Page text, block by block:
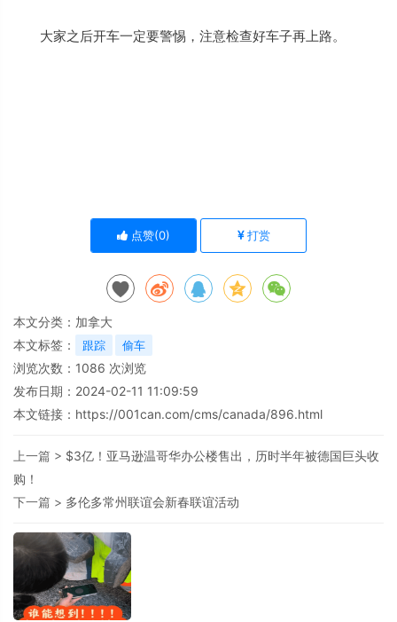
大家之后开车一定要警惕，注意检查好车子再上路。
点赞(0) 打赏
本文分类： 加拿大
本文标签：
跟踪 偷车
浏览次数： 1086 次浏览
发布日期：2024-02-11 11:09:59
本文链接： https://001can.com/cms/canada/896.html
上一篇 > $3亿！亚马逊温哥华办公楼售出，历时半年被德国巨头收
购！
下一篇 > 多伦多常州联谊会新春联谊活动